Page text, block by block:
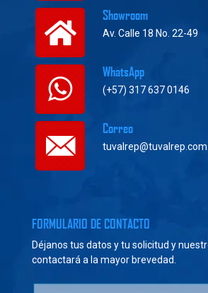
Showroom
Av. Calle 18 No. 22-49
WhatsApp
(+57) 317 637 0146
Correo
FORMULARIO DE CONTACTO
Déjanos tus datos y tu solicitud y
contactará a la mayor brevedad.